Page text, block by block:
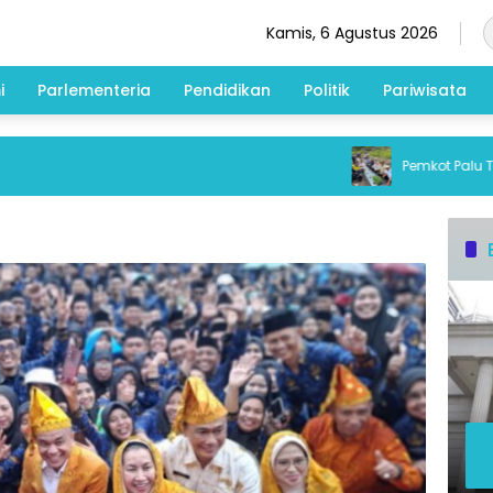
Kamis, 6 Agustus 2026
Parlementeria Pendidikan Politik Pariwisata
Pemkot Palu